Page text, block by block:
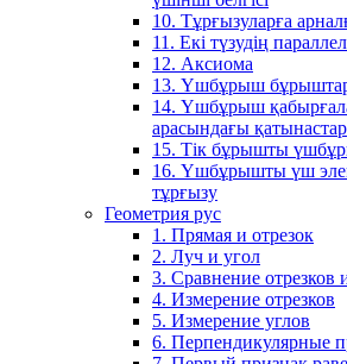
10. Тұрғызуларға
11. Екі түзудің
12. Аксиома
13. Үшбұрыш
14. Үшбұрыш
арасындағы қатынастар
15. Тік бұрышты
16. Үшбұрышты үш
тұрғызу
Геометрия рус
1. Прямая и отрезок
2. Луч и угол
3. Сравнение отрезков
4. Измерение отрезков
5. Измерение углов
6. Перпендикулярные